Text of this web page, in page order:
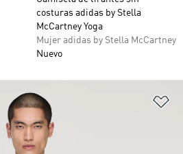
costuras adidas by Stella
McCartney Yoga
Mujer adidas by Stella McCartney
Nuevo